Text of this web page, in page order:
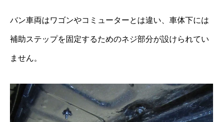
バン車両はワゴンやコミューターとは違い、車体下には
補助ステップを固定するためのネジ部分が設けられてい
ません。